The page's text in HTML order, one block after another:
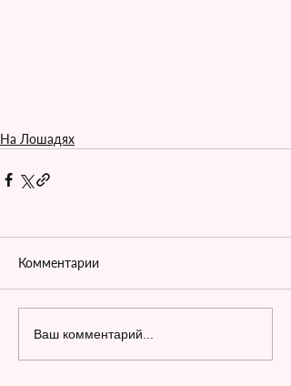
На Лошадях
Комментарии
Ваш комментарий...